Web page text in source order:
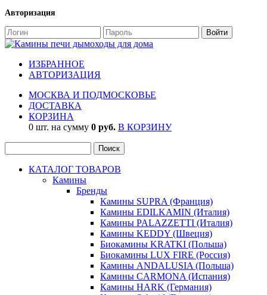
Авторизация
ИЗБРАННОЕ
АВТОРИЗАЦИЯ
МОСКВА И ПОДМОСКОВЬЕ
ДОСТАВКА
КОРЗИНА
0 шт. на сумму 0 руб. В КОРЗИНУ
КАТАЛОГ ТОВАРОВ
Камины
Бренды
Камины SUPRA (Франция)
Камины EDILKAMIN (Италия)
Камины PALAZZETTI (Италия)
Камины KEDDY (Швеция)
Биокамины KRATKI (Польша)
Биокамины LUX FIRE (Россия)
Камины ANDALUSIA (Польша)
Камины CARMONA (Испания)
Камины HARK (Германия)